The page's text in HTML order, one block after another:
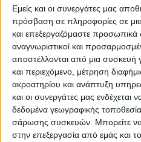
Εμείς και οι συνεργάτες μας
πρόσβαση σε πληροφορίες σε
και επεξεργαζόμαστε
αναγνωριστικοί και
αποστέλλονται από μια συσκευή
και περιεχόμενο, μέτρηση
ακροατηρίου και ανάπτυξη
και οι συνεργάτες μας ενδέχεται
δεδομένα γεωγραφικής
σάρωσης συσκευών. Μπορείτε να
στην επεξεργασία από εμάς και
που πέρασαν και το
Dickinsonδεν
«ψηλές» του
παραμένει ζωντανό
κόσμοςόλων των
πιστοποίησε το